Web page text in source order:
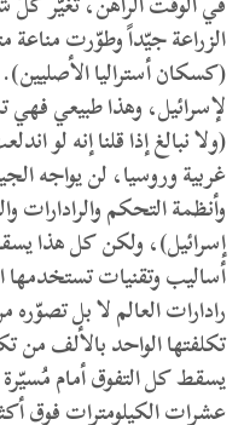
الزراعة جيّداً وطوّرت
(كسكان أستراليا
لإسرائيل، وهذا طبيعي
(ولا نبالغ إذا قلنا إنه لو
غربية وروسيا، لن يواجه
وأنظمة التحكم والرادارات
إسرائيل)، ولكن كل هذا
أساليب وتقنيات
رادارات العالم لا بل تصوّره
تكلفتها الواحد بالألف من
يسقط كل التفوق أمام
عشرات الكيلومترات فوق